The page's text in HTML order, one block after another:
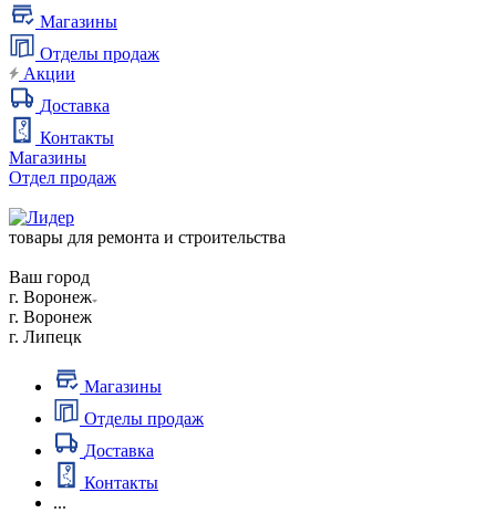
Магазины
Отделы продаж
Акции
Доставка
Контакты
Магазины
Отдел продаж
товары для ремонта и строительства
Ваш город
г. Воронеж
г. Воронеж
г. Липецк
Магазины
Отделы продаж
Доставка
Контакты
...